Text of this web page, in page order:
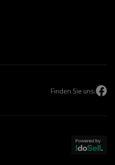
Finden Sie uns: